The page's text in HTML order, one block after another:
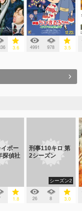
3.6 4991 978 3.5
ボー
探偵社
1.8
刑事110キロ 第
2シーズン
シーズン2
26 8 3.0